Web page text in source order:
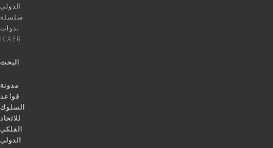
الدولي
سلسلة
ندوات
ICAER
البحث
مدونة
قواعد
السلوك
للاتحاد
الفلكي
الدولي